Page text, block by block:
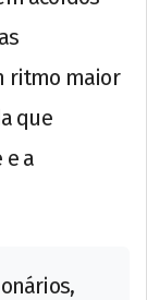
ritmo maior
que
e a